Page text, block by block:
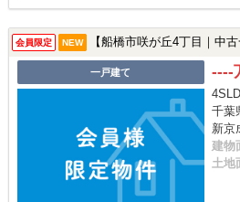
会員限定 NEW 【船橋市咲が丘4丁目｜中
一戸建て ----
千葉
新京
建物
土地